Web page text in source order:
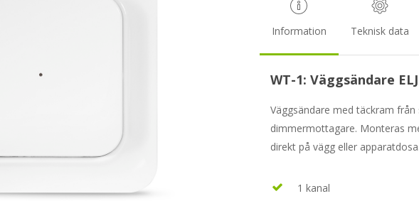
Information Teknisk data
WT-1: Väggsändare
Väggsändare med täckram
dimmermottagare. Monteras
direkt på vägg eller apparatdosa.
1 kanal